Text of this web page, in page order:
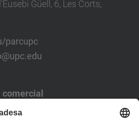
Güell, 6, Les Corts,
parcupc